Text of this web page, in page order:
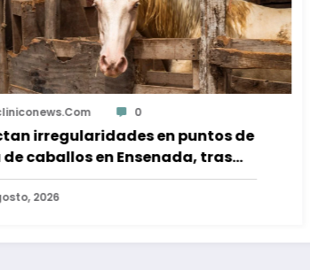
Uriel Saucedo
Realizan mesa de trabajo para
saneamiento del río Tijuana; sin fecha
para primeras acciones
4 Agosto, 2026